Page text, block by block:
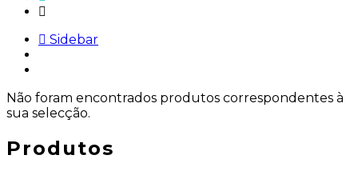
Sidebar
Não foram encontrados produtos correspondentes à
sua selecção.
Produtos